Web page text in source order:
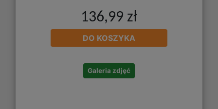
136,99 zł
DO KOSZYKA
Galeria zdjęć